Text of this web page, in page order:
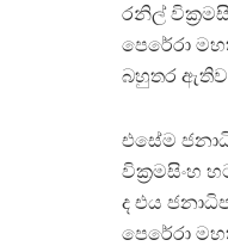
රනිල්
පෙරේරා
බහුතර ඇතිව
එසේම
වික්‍රමසිංහ
ද එය
පෙරේරා